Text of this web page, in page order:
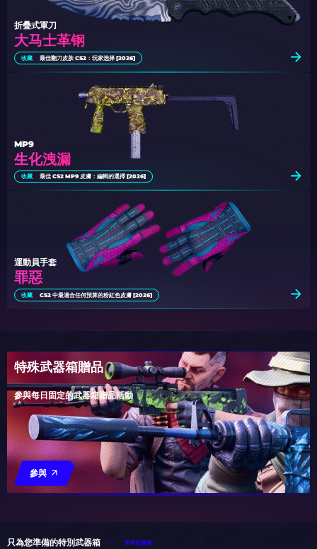
大马士革钢
折疊式軍刀
收藏 最佳翻刀皮肤 CS2：玩家选择 [2026]
生化洩漏
MP9
收藏 最佳 CS2 MP9 皮膚：編輯的選擇 [2026]
罪惡
運動員手套
收藏 CS2 中最適合任何預算的粉紅色皮膚 [2026]
特殊武器箱贈品
參與每日固定的武器箱贈品活動
參與
只為您準備的特別武器箱 所有武器箱